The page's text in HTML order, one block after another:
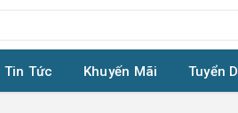
Tin Tức Khuyến Mãi Tuyển